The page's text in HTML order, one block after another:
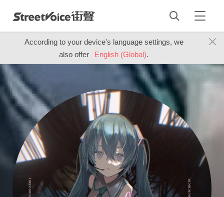
According to your device's language settings, we
also offer
English (Global).